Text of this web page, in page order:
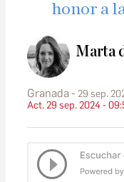
honor a
Marta
Granada
29 sep.
Act. 29 sep. 2024 -